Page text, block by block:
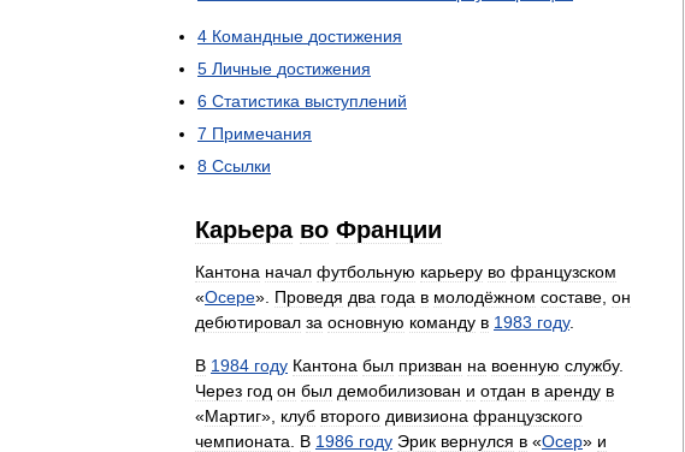
4 Командные достижения
5 Личные достижения
6 Статистика выступлений
7 Примечания
8 Ссылки
Карьера во Франции
Кантона начал футбольную карьеру во французском
«Осере». Проведя два года в молодёжном составе он
дебютировал за основную команду в 1983 году.
В 1984 году Кантона был призван на военную службу.
Через год он был демобилизован и отдан в аренду в
«Мартиг», клуб второго дивизиона французского
чемпионата
В 1986 году Эрик вернулся в «Осер» и